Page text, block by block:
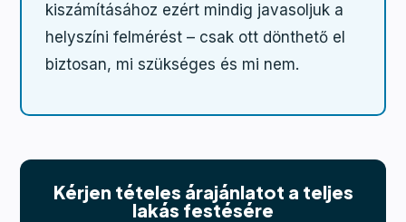
kiszámításához ezért mindig javasoljuk a
helyszíni felmérést – csak ott dönthető el
biztosan, mi szükséges és mi nem.
Kérjen tételes árajánlatot a teljes
lakás festésére